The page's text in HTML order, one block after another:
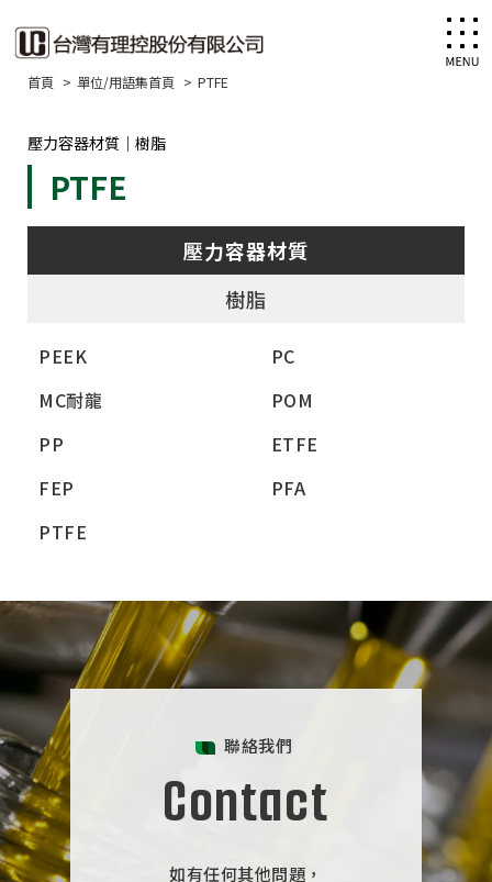
首頁 單位/用語集首頁 PTFE
壓力容器材質｜樹脂
PTFE
壓力容器材質
樹脂
PEEK
PC
MC耐龍
POM
PP
ETFE
FEP
PFA
PTFE
聯絡我們
Contact
如有任何其他問題，